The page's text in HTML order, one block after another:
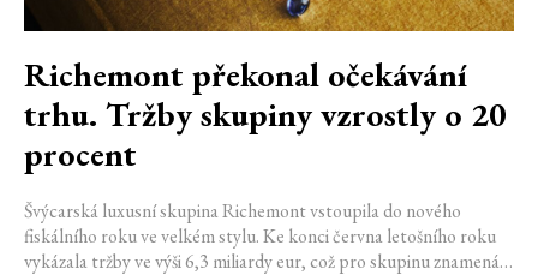
Richemont překonal očekávání
trhu. Tržby skupiny vzrostly o 20
procent
Švýcarská luxusní skupina Richemont vstoupila do nového
fiskálního roku ve velkém stylu. Ke konci června letošního roku
vykázala tržby ve výši 6,3 miliardy eur, což pro skupinu znamená